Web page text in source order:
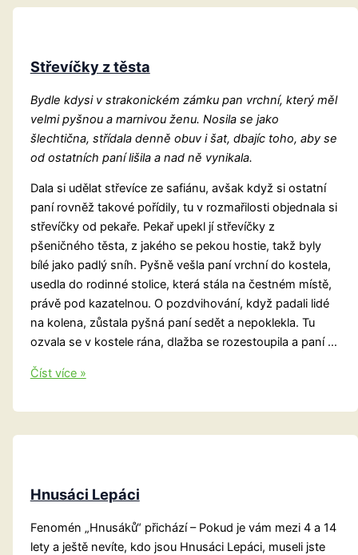
Střevíčky z těsta
Bydle kdysi v strakonickém zámku pan vrchní, který měl
velmi pyšnou a marnivou ženu. Nosila se jako
šlechtična, střídala denně obuv i šat, dbajíc toho, aby se
od ostatních paní lišila a nad ně vynikala.
Dala si udělat střevíce ze safiánu, avšak když si ostatní
paní rovněž takové pořídily, tu v rozmařilosti objednala si
střevíčky od pekaře. Pekař upekl jí střevíčky z
pšeničného těsta, z jakého se pekou hostie, takž byly
bílé jako padlý sníh. Pyšně vešla paní vrchní do kostela,
usedla do rodinné stolice, která stála na čestném místě,
právě pod kazatelnou. O pozdvihování, když padali lidé
na kolena, zůstala pyšná paní sedět a nepoklekla. Tu
ozvala se v kostele rána, dlažba se rozestoupila a paní …
Střevíčky
těsta
Číst více »
Hnusáci Lepáci
Fenomén „Hnusáků“ přichází – Pokud je vám mezi 4 a 14
lety a ještě nevíte, kdo jsou Hnusáci Lepáci, museli jste